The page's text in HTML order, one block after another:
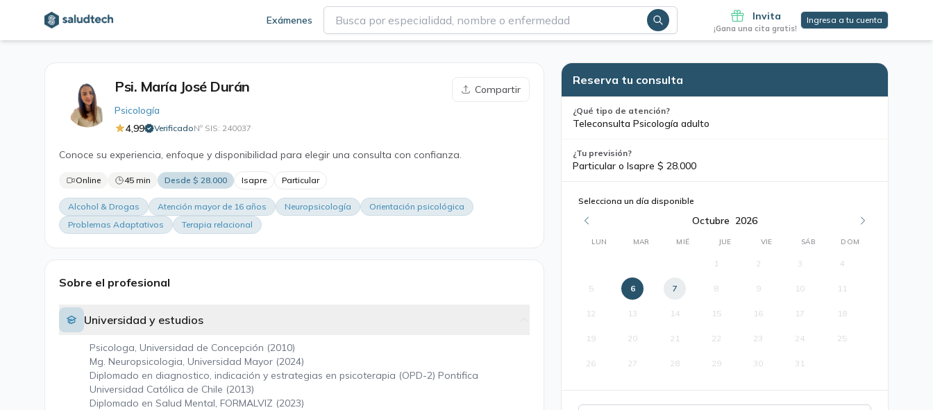
Exámenes Invita
¡Gana una cita gratis!
Ingresa a tu cuenta
Psi. María José Durán
Compartir
Psicología
4,99
VerificadoNº SIS: 240037·
Conoce su experiencia, enfoque y disponibilidad para elegir una consulta con confianza.
Online 45 min Desde $ 28.000 Isapre Particular
Alcohol & Drogas Atención mayor de 16 años Neuropsicología
Orientación psicológica
Problemas Adaptativos
Terapia relacional
Sobre el profesional
Universidad y estudios
Psicologa, Universidad de Concepción (2010)
Mg. Neuropsicologia, Universidad Mayor (2024)
Diplomado en diagnostico, indicación y estrategias en psicoterapia (OPD-2) Pontifica
Universidad Católica de Chile (2013)
Diplomado en Salud Mental, FORMALVIZ (2023)
Reserva tu consulta
¿Qué tipo de atención?
Teleconsulta Psicología adulto
¿Tu previsión?
Particular o Isapre $ 28.000
Selecciona un día disponible
Octubre 2026
LUN MAR MIÉ JUE VIE SÁB DOM
1 2 3 4
5 6 7 8 9 10 11
12 13 14 15 16 17 18
19 20 21 22 23 24 25
26 27 28 29 30 31